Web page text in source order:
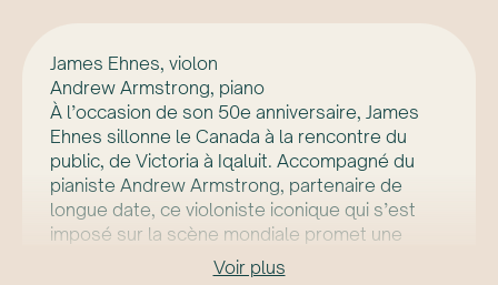
James Ehnes, violon
Andrew Armstrong, piano
À l’occasion de son 50e anniversaire, James
Ehnes sillonne le Canada à la rencontre du
public, de Victoria à Iqaluit. Accompagné du
pianiste Andrew Armstrong, partenaire de
longue date, ce violoniste iconique qui s’est
imposé sur la scène mondiale promet une
soirée à son image, toute en élégance et en
Voir plus